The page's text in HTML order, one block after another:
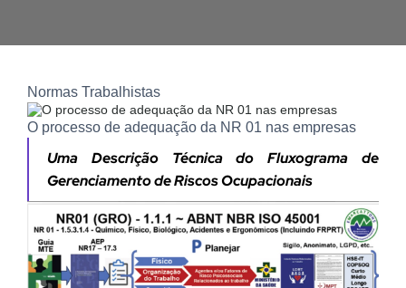
Normas Trabalhistas
O processo de adequação da NR 01 nas empresas
Uma Descrição Técnica do Fluxograma de
Gerenciamento de Riscos Ocupacionais